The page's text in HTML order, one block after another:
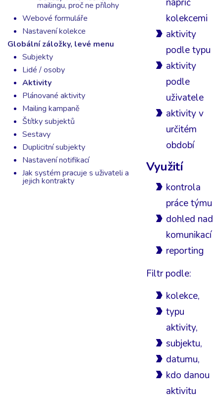
mailingu, proč ne přílohy
Webové formuláře
Nastavení kolekce
Globální záložky, levé menu
Subjekty
Lidé / osoby
Aktivity
Plánované aktivity
Mailing kampaně
Štítky subjektů
Sestavy
Duplicitní subjekty
Nastavení notifikací
Jak systém pracuje s uživateli a
jejich kontrakty
kolekcemi
aktivity
podle typu
aktivity
podle
uživatele
aktivity v
určitém
období
Využití
kontrola
práce týmu
dohled nad
komunikací
reporting
Filtr podle:
kolekce,
typu
aktivity,
subjektu,
datumu,
kdo danou
aktivitu